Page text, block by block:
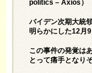
politics – Axios）
バイデン次期大統
明らかにした12月9
この事件の発覚は
とって痛手となりそ